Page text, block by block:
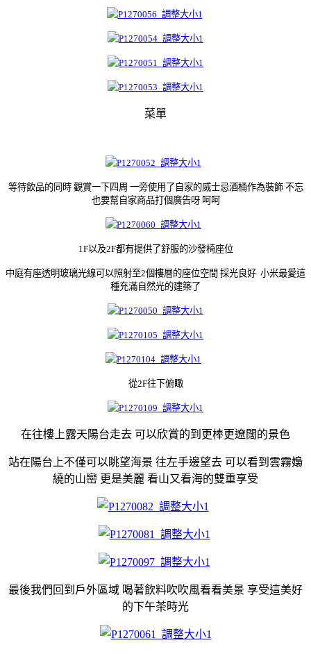
菜單
等待飲品的同時 觀賞一下四周 一旁使用了自家的威士忌酒桶作為裝飾 不忘
也要幫自家商品打個廣告呀 呵呵
1F以及2F都有提供了舒服的沙發椅座位
中庭有座透明玻璃光線可以照射至2個樓層的座位空間 採光良好 小米最愛這
種充滿自然光的建築了
從2F往下俯瞰
在往樓上露天陽台走去 可以欣賞的到更棒更遼闊的景色
站在陽台上不僅可以眺望海景 往左手邊望去 可以看到雲霧嬝
繞的山巒 更是美麗 看山又看海的雙重享受
最後我們回到戶外區域 喝著飲料吹吹風看看美景 享受這美好
的下午茶時光